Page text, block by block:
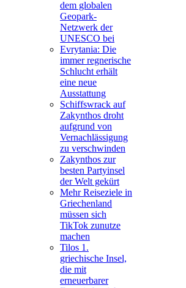
dem globalen
Geopark-
Netzwerk der
UNESCO bei
Evrytania: Die
immer regnerische
Schlucht erhält
eine neue
Ausstattung
Schiffswrack auf
Zakynthos droht
aufgrund von
Vernachlässigung
zu verschwinden
Zakynthos zur
besten Partyinsel
der Welt gekürt
Mehr Reiseziele in
Griechenland
müssen sich
TikTok zunutze
machen
Tilos 1.
griechische Insel,
die mit
erneuerbarer